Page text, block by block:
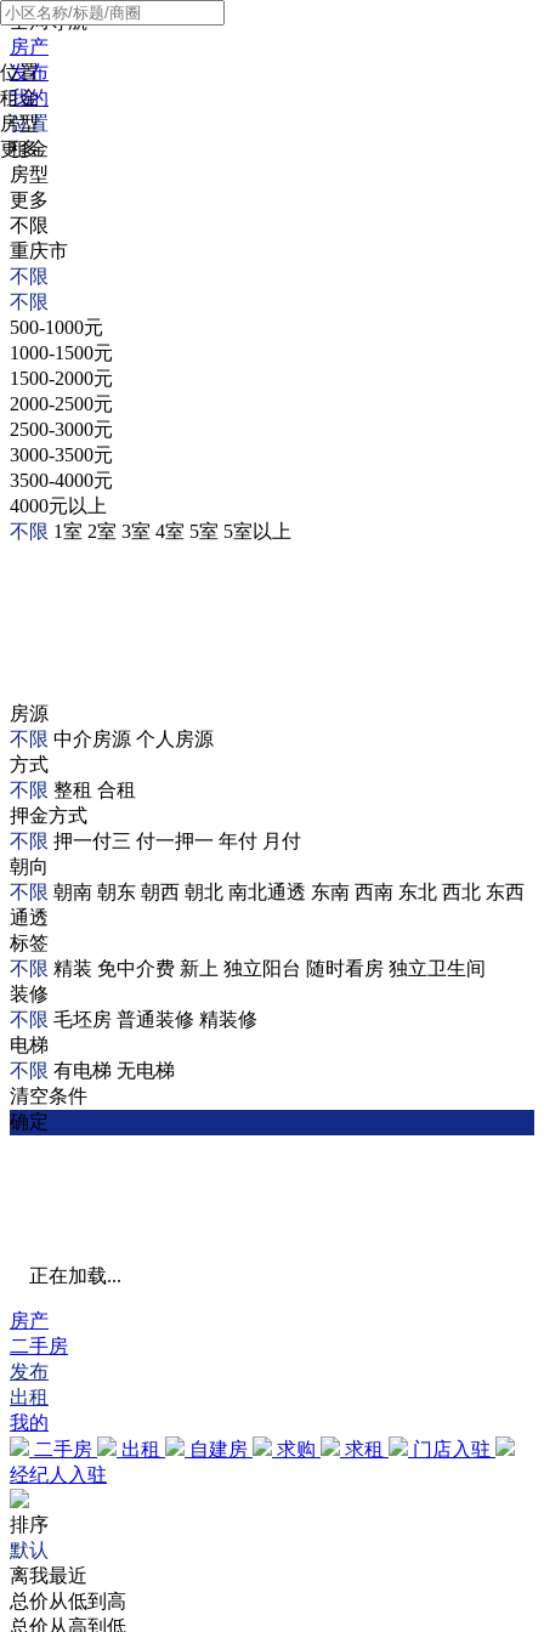
全局导航
房产
发布
我的
位置
租金
房型
更多
位置
租金
房型
更多
不限
重庆市
不限
不限
500-1000元
1000-1500元
1500-2000元
2000-2500元
2500-3000元
3000-3500元
3500-4000元
4000元以上
不限 1室 2室 3室 4室 5室 5室以上
房源
不限 中介房源 个人房源
方式
不限 整租 合租
押金方式
不限 押一付三 付一押一 年付 月付
朝向
不限 朝南 朝东 朝西 朝北 南北通透 东南 西南 东北 西北 东西
通透
标签
不限 精装 免中介费 新上 独立阳台 随时看房 独立卫生间
装修
不限 毛坯房 普通装修 精装修
电梯
不限 有电梯 无电梯
清空条件
确定
正在加载...
房产
二手房
发布
出租
我的
二手房
出租 自建房 求购 求租
门店入驻
经纪人入驻
排序
默认
离我最近
总价从低到高
总价从高到低